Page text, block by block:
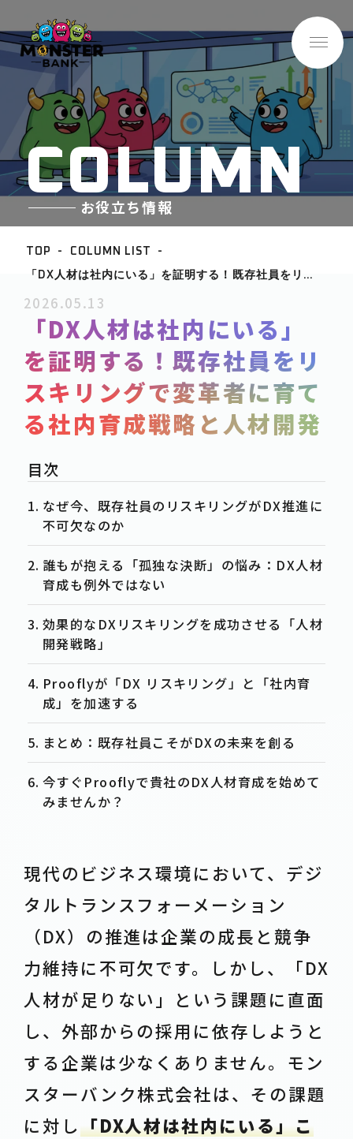
ABOUT-企業情報
SERVICE -サービス
POST
CASE-事例紹介
WHITE-PAPER
COLUMN-お役立ち情報
ACTION
DOWNLOAD -資料請求
RECRUIT-求人情報
PRIVACY POLICY
COLUMN
お役立ち情報
TOP COLUMN LIST
「DX人材は社内にいる」を証明する！既存社員をリス
現代のビジネス環境において、デジ
タルトランスフォーメーション
（DX）の推進は企業の成長と競争
力維持に不可欠です。しかし、「DX
人材が足りない」という課題に直面
し、外部からの採用に依存しようと
する企業は少なくありません。モン
スターバンク株式会社は、その課題
に対し「DX人材は社内にいる」こ
2026.05.13
「DX人材は社内にいる」
を証明する！既存社員をリ
スキリングで変革者に育て
る社内育成戦略と人材開発
なぜ今、既存社員のリスキリングがDX推進に
不可欠なのか
誰もが抱える「孤独な決断」の悩み：DX人材
育成も例外ではない
効果的なDXリスキリングを成功させる「人材
開発戦略」
Prooflyが「DX リスキリング」と「社内育
成」を加速する
まとめ：既存社員こそがDXの未来を創る
今すぐProoflyで貴社のDX人材育成を始めて
みませんか？